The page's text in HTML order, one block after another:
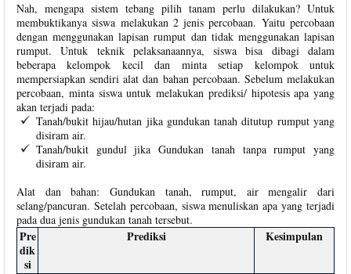
Nah, mengapa sistem tebang pilih tanam perlu dilakukan? Untuk
membuktikanya siswa melakukan 2 jenis percobaan. Yaitu percobaan
dengan menggunakan lapisan rumput dan tidak menggunakan lapisan
rumput. Untuk teknik pelaksanaannya, siswa bisa dibagi dalam
beberapa kelompok kecil dan minta setiap kelompok untuk
mempersiapkan sendiri alat dan bahan percobaan. Sebelum melakukan
percobaan, minta siswa untuk melakukan prediksi/ hipotesis apa yang
akan terjadi pada:
Tanah/bukit hijau/hutan jika gundukan tanah ditutup rumput yang
disiram air.
Tanah/bukit gundul jika Gundukan tanah tanpa rumput yang
disiram air.
Alat dan bahan: Gundukan tanah, rumput, air mengalir dari
selang/pancuran. Setelah percobaan, siswa menuliskan apa yang terjadi
pada dua jenis gundukan tanah tersebut.
Pre
dik
si
Prediksi Kesimpulan